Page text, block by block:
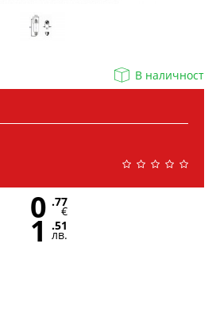
В наличност
0 .77
€
1 .51
лв.